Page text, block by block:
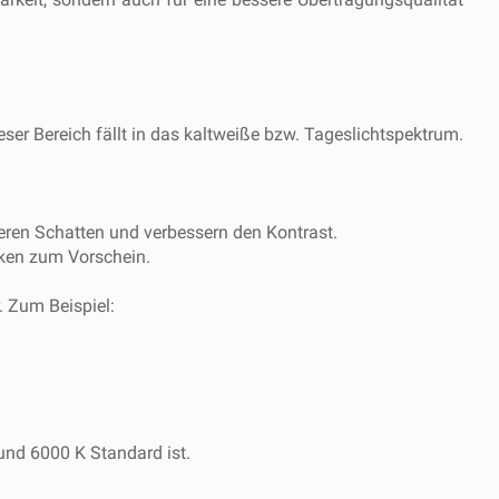
Bereich fällt in das kaltweiße bzw. Tageslichtspektrum.
Schatten und verbessern den Kontrast.
zum Vorschein.
Zum Beispiel:
6000 K Standard ist.